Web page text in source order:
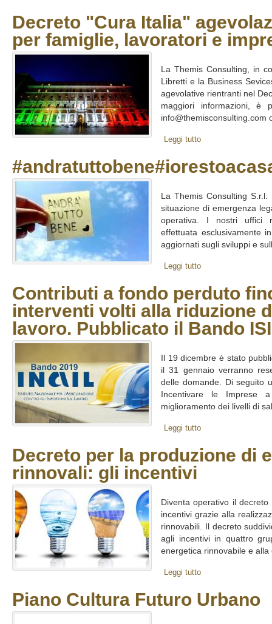
Decreto "Cura Italia"
per famiglie, lavoratori e
La Themis Consulting, in
Libretti e la Business
agevolative rientranti nel
maggiori informazioni, è
info@themisconsulting.com
Leggi tutto
La Themis Consulting
situazione di emergenza
operativa. I nostri uffici
effettuata esclusivamente
aggiornati sugli sviluppi e
Leggi tutto
Contributi a fondo perduto
interventi volti alla riduzione
lavoro. Pubblicato il Bando
Il 19 dicembre è stato
il 31 gennaio verranno
delle domande. Di
Incentivare le Imprese
miglioramento dei livelli di
Leggi tutto
Decreto per la produzione di
rinnovali: gli incentivi
Diventa operativo il
incentivi grazie alla
rinnovabili. Il decreto
agli incentivi in quattro
energetica rinnovabile e alla
Leggi tutto
Piano Cultura Futuro Urbano